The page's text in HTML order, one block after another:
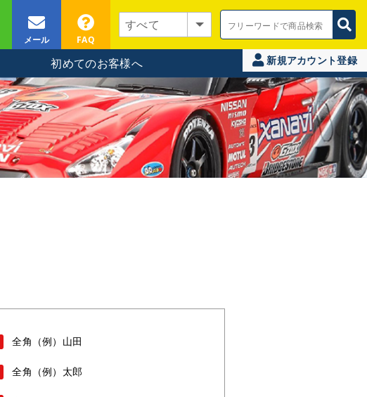
メール FAQ
初めてのお客様へ 新規アカウント登録
全角（例）山田
全角（例）太郎